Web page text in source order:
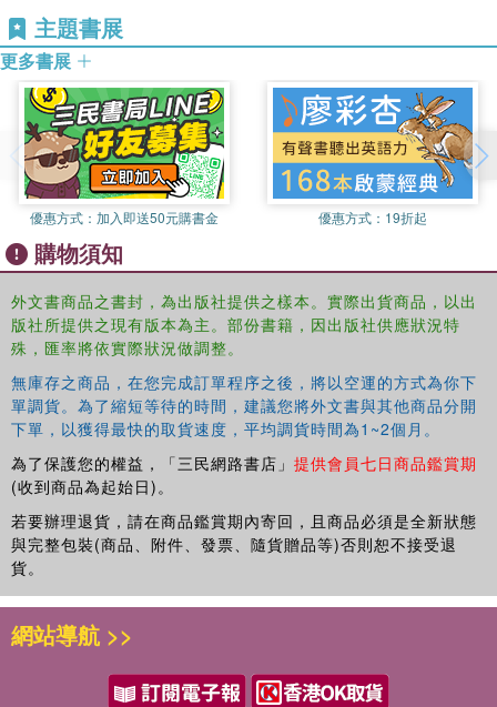
For those studying museum culture across the world, this
book is essential reading.
主題書展
更多書展
優惠方式： 加入即送50元購書金 優惠方式： 19折起
購物須知
外文書商品之書封，為出版社提供之樣本。實際出貨商品，以出
版社所提供之現有版本為主。部份書籍，因出版社供應狀況特
殊，匯率將依實際狀況做調整。
無庫存之商品，在您完成訂單程序之後，將以空運的方式為你下
單調貨。為了縮短等待的時間，建議您將外文書與其他商品分開
下單，以獲得最快的取貨速度，平均調貨時間為1~2個月。
為了保護您的權益，「三民網路書店」 提供會員七日商品鑑賞期
(收到商品為起始日)。
若要辦理退貨，請在商品鑑賞期內寄回，且商品必須是全新狀態
與完整包裝(商品、附件、發票、隨貨贈品等)否則恕不接受退
貨。
網站導航 >>